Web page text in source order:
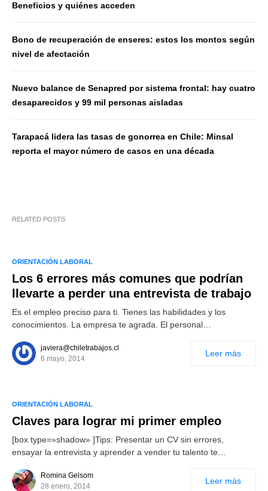
Beneficios y quiénes acceden
Bono de recuperación de enseres: estos los montos según
nivel de afectación
Nuevo balance de Senapred por sistema frontal: hay cuatro
desaparecidos y 99 mil personas aisladas
Tarapacá lidera las tasas de gonorrea en Chile: Minsal
reporta el mayor número de casos en una década
RELATED POSTS
ORIENTACIÓN LABORAL
Los 6 errores más comunes que podrían
llevarte a perder una entrevista de trabajo
Es el empleo preciso para ti. Tienes las habilidades y los
conocimientos. La empresa te agrada. El personal…
javiera@chiletrabajos.cl
6 mayo, 2014
Leer más
ORIENTACIÓN LABORAL
Claves para lograr mi primer empleo
[box type=»shadow» ]Tips: Presentar un CV sin errores,
ensayar la entrevista y aprender a vender tu talento te…
Romina Gelsom
28 enero, 2014
Leer más